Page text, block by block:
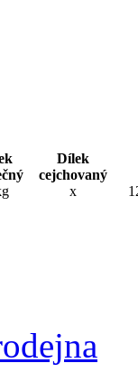
Dílek
cejchovaný
x